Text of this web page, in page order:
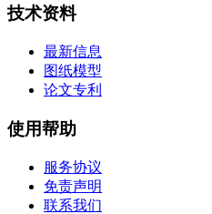
技术资料
最新信息
图纸模型
论文专利
使用帮助
服务协议
免责声明
联系我们